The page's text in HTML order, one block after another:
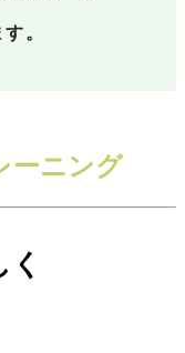
。
ーニング